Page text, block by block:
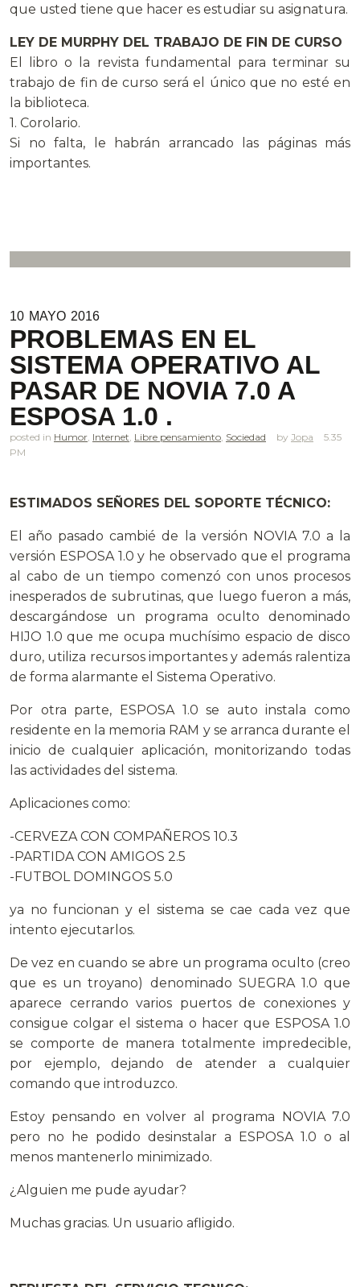
que usted tiene que hacer es estudiar su asignatura.
LEY DE MURPHY DEL TRABAJO DE FIN DE CURSO
El libro o la revista fundamental para terminar su
trabajo de fin de curso será el único que no esté en
la biblioteca.
1. Corolario.
Si no falta, le habrán arrancado las páginas más
importantes.
10 MAYO 2016
PROBLEMAS EN EL
SISTEMA OPERATIVO AL
PASAR DE NOVIA 7.0 A
ESPOSA 1.0 .
posted in Humor Internet Libre pensamiento Sociedad Jopa
5.35
PM
ESTIMADOS SEÑORES DEL SOPORTE TÉCNICO:
El año pasado cambié de la versión NOVIA 7.0 a la
versión ESPOSA 1.0 y he observado que el programa
al cabo de un tiempo comenzó con unos procesos
inesperados de subrutinas, que luego fueron a más,
descargándose un programa oculto denominado
HIJO 1.0 que me ocupa muchísimo espacio de disco
duro, utiliza recursos importantes y además ralentiza
de forma alarmante el Sistema Operativo.
Por otra parte, ESPOSA 1.0 se auto instala como
residente en la memoria RAM y se arranca durante el
inicio de cualquier aplicación, monitorizando todas
las actividades del sistema.
Aplicaciones como:
-CERVEZA CON COMPAÑEROS 10.3
-PARTIDA CON AMIGOS 2.5
-FUTBOL DOMINGOS 5.0
ya no funcionan y el sistema se cae cada vez que
intento ejecutarlos.
De vez en cuando se abre un programa oculto (creo
que es un troyano) denominado SUEGRA 1.0 que
aparece cerrando varios puertos de conexiones y
consigue colgar el sistema o hacer que ESPOSA 1.0
se comporte de manera totalmente impredecible,
por ejemplo, dejando de atender a cualquier
comando que introduzco.
Estoy pensando en volver al programa NOVIA 7.0
pero no he podido desinstalar a ESPOSA 1.0 o al
menos mantenerlo minimizado.
¿Alguien me pude ayudar?
Muchas gracias. Un usuario afligido.